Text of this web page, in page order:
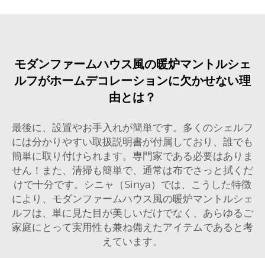
モダンファームハウス風の暖炉マントルシェ
ルフがホームデコレーションに欠かせない理
由とは？
最後に、設置やお手入れが簡単です。多くのシェルフ
には分かりやすい取扱説明書が付属しており、誰でも
簡単に取り付けられます。専門家である必要はありま
せん！また、清掃も簡単で、通常は布でさっと拭くだ
けで十分です。シニャ（Sinya）では、こうした特徴
により、モダンファームハウス風の暖炉マントルシェ
ルフは、単に見た目が美しいだけでなく、あらゆるご
家庭にとって実用性も兼ね備えたアイテムであると考
えています。